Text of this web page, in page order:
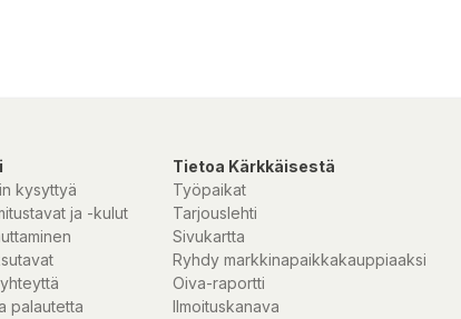
kysyttyä
ja -kulut
palautetta
Tietoa Kärkkäisestä
Työpaikat
Tarjouslehti
Sivukartta
Ryhdy markkinapaikkakauppiaaksi
Oiva-raportti
Ilmoituskanava